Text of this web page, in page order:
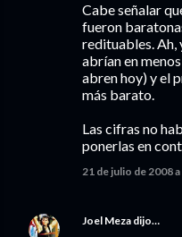
Cabe señalar
fueron
redituables. Ah,
abrían en
abren hoy) y el
más barato.
Las cifras no
ponerlas en
21 de julio de 2008 a
Joel Meza dijo…